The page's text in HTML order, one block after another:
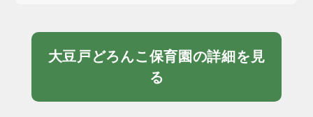
大豆戸どろんこ保育園の詳細を見
る